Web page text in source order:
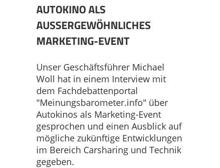
NACHHALTIGKEIT
STELLEN
FILMAUSWAHL
MEISTERLICH BERATEN
RUND-UM-SERVICE
EQUIPMENT
OPEN AIR KINO
INDOOR KINO
FILMMUSIK-KONZERTE
FILMPREMIEREN
ÜBERSICHT
AUTOKINO
INDOOR KINO
FILMMUSIK-KONZERTE
MEHRWERTE
KONTAKT
DATENSCHUTZ
DISCLAIMER
AUTOKINO ALS
AUSSERGEWÖHNLICHES M
ARKETING-EVENT
Unser Geschäftsführer Michael
Woll hat in einem Interview mit
dem Fachdebattenportal
"Meinungsbarometer.info" über
Autokinos als Marketing-Event
gesprochen und einen Ausblick auf
mögliche zukünftige Entwicklungen
im Bereich Carsharing und Technik
gegeben.